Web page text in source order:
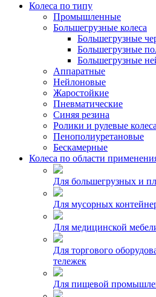
Колеса по типу
Промышленные
Большегрузные колеса
Большегрузные
Большегрузные
Большегрузные
Аппаратные
Нейлоновые
Жаростойкие
Пневматические
Синяя резина
Ролики и рулевые колеса
Пенополиуретановые
Бескамерные
Колеса по области
Для большегрузных и
Для мусорных
Для медицинской
Для торгового
тележек
Для пищевой